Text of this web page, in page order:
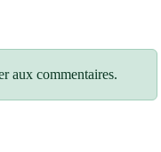
aux commentaires.